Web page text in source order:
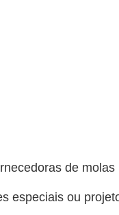
de
especiais ou